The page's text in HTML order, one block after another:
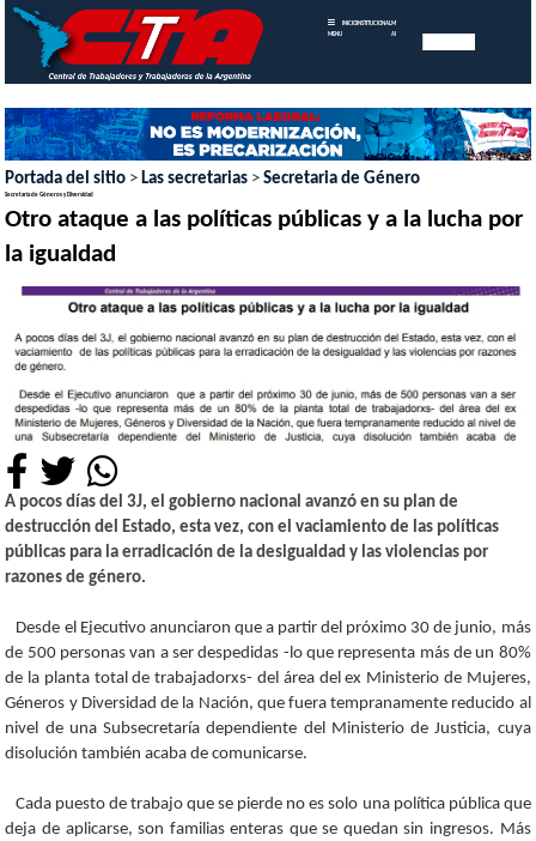
MENU
INICIOINSTITUCIONAL MEMORIAS
ANUALES
Portada del sitio > Las secretarias >Secretaria de Género
Secretaría de Géneros y Diversidad
Otro ataque a las políticas públicas y a la lucha por
la igualdad
A pocos días del 3J, el gobierno nacional avanzó en su plan de
destrucción del Estado, esta vez, con el vaciamiento de las políticas
públicas para la erradicación de la desigualdad y las violencias por
razones de género.
Desde el Ejecutivo anunciaron que a partir del próximo 30 de junio, más
de 500 personas van a ser despedidas -lo que representa más de un 80%
de la planta total de trabajadorxs- del área del ex Ministerio de Mujeres,
Géneros y Diversidad de la Nación, que fuera tempranamente reducido al
nivel de una Subsecretaría dependiente del Ministerio de Justicia, cuya
disolución también acaba de comunicarse.
Cada puesto de trabajo que se pierde no es solo una política pública que
deja de aplicarse, son familias enteras que se quedan sin ingresos. Más